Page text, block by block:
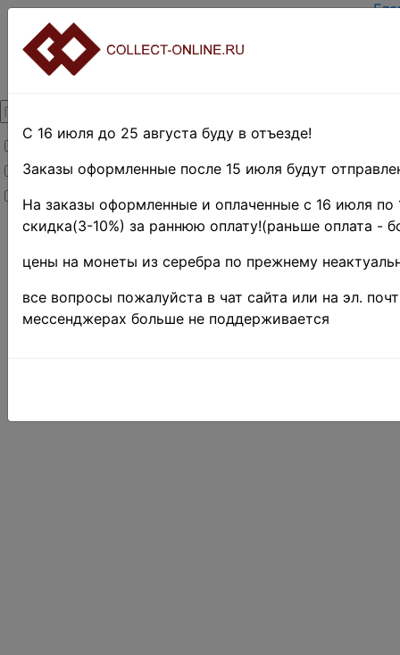
Товары со скидкой
Товары в наличии
Новинки
Главная»
Африка»
Ботсвана
марки Ботсваны
С 16 июля до 25 августа буду в отъезде!
Заказы оформленные после 15 июля будут
На заказы оформленные и оплаченные с 16 июля по
скидка(3-10%) за раннюю оплату!(раньше оплата -
цены на монеты из серебра по прежнему
все вопросы пожалуйста в чат сайта или на эл.
мессенджерах больше не поддерживается